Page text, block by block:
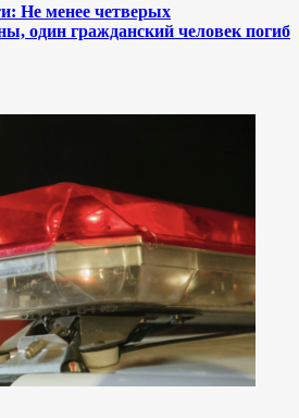
Не менее четверых
один гражданский человек погиб